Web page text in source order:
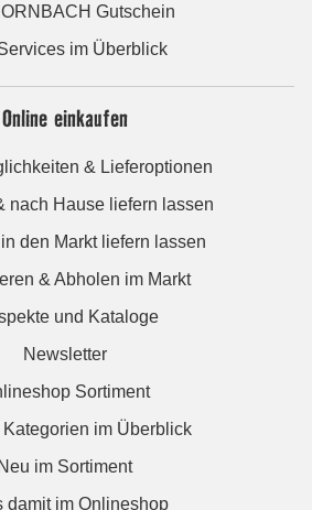
Gutschein
im Überblick
Online einkaufen
& Lieferoptionen
nach Hause liefern lassen
den Markt liefern lassen
& Abholen im Markt
und Kataloge
Newsletter
Sortiment
im Überblick
Neu im Sortiment
damit im Onlineshop